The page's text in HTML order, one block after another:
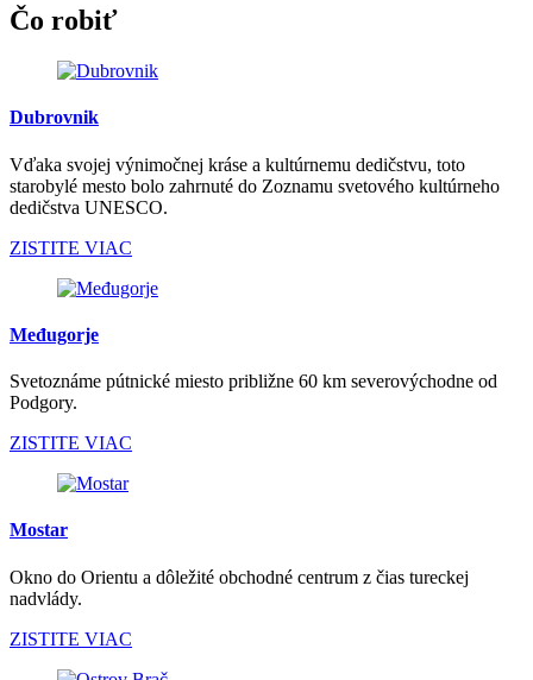
Čo robiť
Dubrovnik
Vďaka svojej výnimočnej kráse a kultúrnemu dedičstvu, toto
starobylé mesto bolo zahrnuté do Zoznamu svetového kultúrneho
dedičstva UNESCO.
ZISTITE VIAC
Međugorje
Svetoznáme pútnické miesto približne 60 km severovýchodne od
Podgory.
ZISTITE VIAC
Mostar
Okno do Orientu a dôležité obchodné centrum z čias tureckej
nadvlády.
ZISTITE VIAC